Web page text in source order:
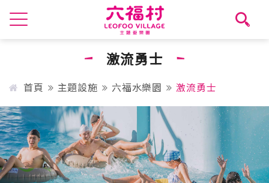
激流勇士
首頁 主題設施 六福水樂園 激流勇士